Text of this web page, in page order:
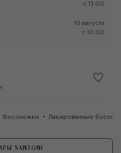
c 13:00
10 августа
c 10:00
Босоножки Лакированные
SANTONI